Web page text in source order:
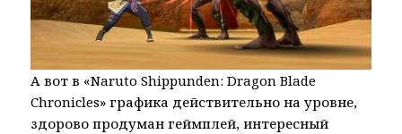
А вот в «Naruto Shippunden: Dragon Blade
Chronicles» графика действительно на уровне,
здорово продуман геймплей, интересный